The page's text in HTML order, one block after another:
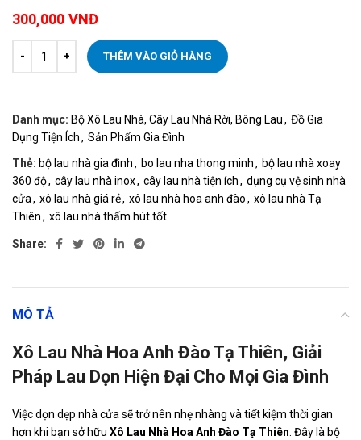
300,000 VNĐ
THÊM VÀO GIỎ HÀNG
Danh mục: Bộ Xô Lau Nhà, Cây Lau Nhà Rời, Bông Lau, Đồ Gia
Dụng Tiện Ích, Sản Phẩm Gia Đình
Thẻ: bộ lau nhà gia đình, bo lau nha thong minh, bộ lau nhà xoay
360 độ, cây lau nhà inox, cây lau nhà tiện ích, dụng cụ vệ sinh nhà
cửa, xô lau nhà giá rẻ, xô lau nhà hoa anh đào, xô lau nhà Tạ
Thiên, xô lau nhà thấm hút tốt
Share:
MÔ TẢ
Xô Lau Nhà Hoa Anh Đào Tạ Thiên, Giải
Pháp Lau Dọn Hiện Đại Cho Mọi Gia Đình
Việc dọn dẹp nhà cửa sẽ trở nên nhẹ nhàng và tiết kiệm thời gian
hơn khi bạn sở hữu Xô Lau Nhà Hoa Anh Đào Tạ Thiên. Đây là bộ